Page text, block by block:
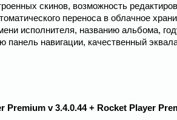
скинов, возможность
переноса в облачное
исполнителя, названию альбома,
панель навигации, качественный
Premium v 3.4.0.44 + Rocket Player